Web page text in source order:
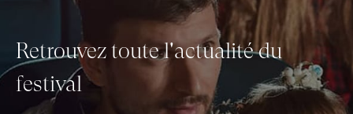
Retrouvez toute l'actualité du
festival